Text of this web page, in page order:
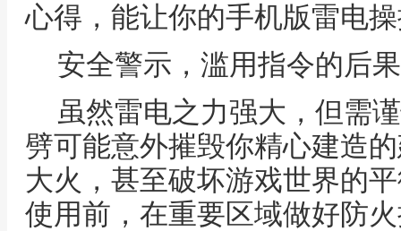
心得，能让你的手机版雷电
安全警示，滥用指令的后果
虽然雷电之力强大，但需
劈可能意外摧毁你精心建造
大火，甚至破坏游戏世界的
使用前，在重要区域做好防